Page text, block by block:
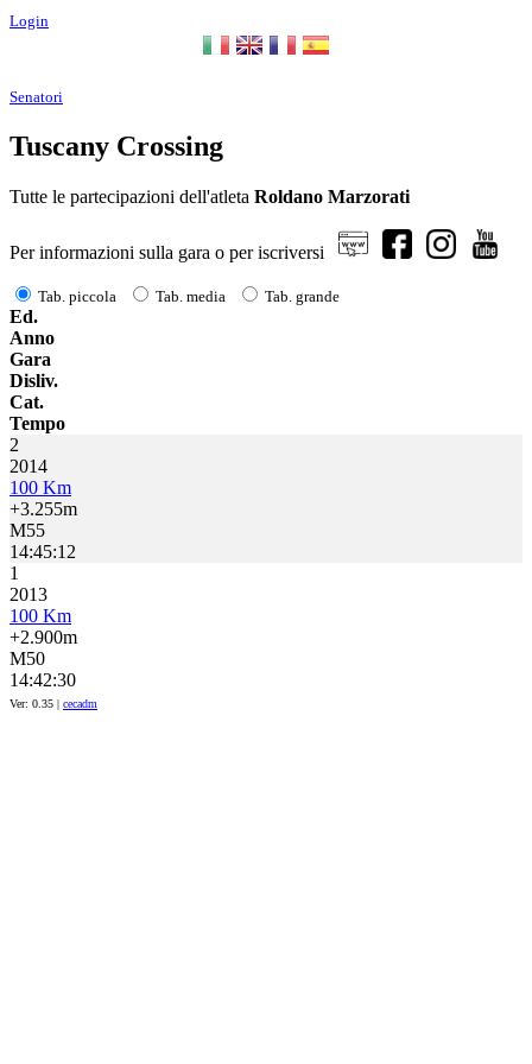
Login
Senatori
Tuscany Crossing
Tutte le partecipazioni dell'atleta Roldano Marzorati
Per informazioni sulla gara o per iscriversi
Tab. piccola Tab. media Tab. grande
Ed.
Anno
Gara
Disliv.
Cat.
Tempo
2
2014
100 Km
+3.255m
M55
14:45:12
1
2013
100 Km
+2.900m
M50
14:42:30
Ver: 0.35 | cecadm